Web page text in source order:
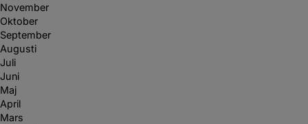
November
Oktober
September
Augusti
Juli
Juni
Maj
April
Mars